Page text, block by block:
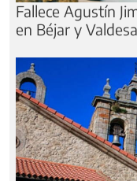
Fallece Agustín
en Béjar y